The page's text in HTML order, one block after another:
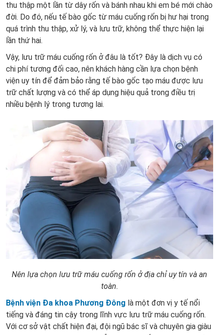
thu thập một lần từ dây rốn và bánh nhau khi em bé mới chào
đời. Do đó, nếu tế bào gốc từ máu cuống rốn bị hư hại trong
quá trình thu thập, xử lý, và lưu trữ, không thể thực hiện lại
lần thứ hai.
Vậy, lưu trữ máu cuống rốn ở đâu là tốt? Đây là dịch vụ có
chi phí tương đối cao, nên khách hàng cần lựa chọn bệnh
viện uy tín để đảm bảo rằng tế bào gốc tạo máu được lưu
trữ chất lượng và có thể áp dụng hiệu quả trong điều trị
nhiều bệnh lý trong tương lai.
Nên lựa chọn lưu trữ máu cuống rốn ở địa chỉ uy tín và an
toàn.
Bệnh viện Đa khoa Phương Đông là một đơn vị y tế nổi
tiếng và đáng tin cậy trong lĩnh vực lưu trữ máu cuống rốn.
Với cơ sở vật chất hiện đại, đội ngũ bác sĩ và chuyên gia giàu